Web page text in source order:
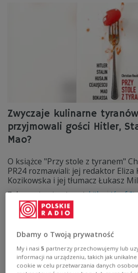
Zwyczaje kulinarne
przyjmowali gości Hitler,
Mao?
O książce "Przy stole z tyranem"
PR24 rozmawiali: jej redaktor Eliza
Kozikowska i jej tłumacz Łukasz
Zobacz więcej na temat:hitler Józef
Dbamy o Twoją prywatność
My i nasi5 partnerzy przechowujemy lub
informacji na urządzeniu, takich jak
cookie w celu przetwarzania danych